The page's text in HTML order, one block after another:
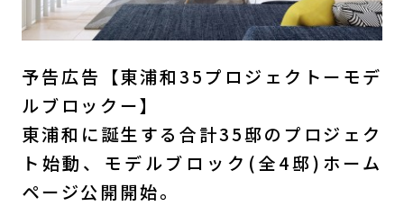
予告広告【東浦和35プロジェクトーモデ
ルブロックー】
東浦和に誕生する合計35邸のプロジェク
ト始動、モデルブロック(全4邸)ホーム
ページ公開開始。